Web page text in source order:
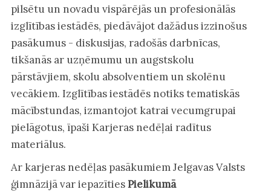
pilsētu un novadu vispārējās un profesionālās
izglītības iestādēs, piedāvājot dažādus izzinošus
pasākumus - diskusijas, radošās darbnīcas,
tikšanās ar uzņēmumu un augstskolu
pārstāvjiem, skolu absolventiem un skolēnu
vecākiem. Izglītības iestādēs notiks tematiskās
mācībstundas, izmantojot katrai vecumgrupai
pielāgotus, īpaši Karjeras nedēļai radītus
materiālus.
Ar karjeras nedēļas pasākumiem Jelgavas Valsts
ģimnāzijā var iepazītiesPielikumā